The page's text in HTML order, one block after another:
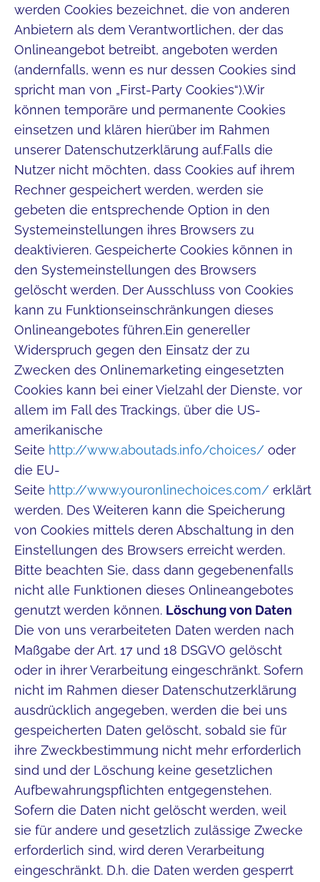
werden Cookies bezeichnet, die von anderen
Anbietern als dem Verantwortlichen, der das
Onlineangebot betreibt, angeboten werden
(andernfalls, wenn es nur dessen Cookies sind
spricht man von „First-Party Cookies“).Wir
können temporäre und permanente Cookies
einsetzen und klären hierüber im Rahmen
unserer Datenschutzerklärung auf.Falls die
Nutzer nicht möchten, dass Cookies auf ihrem
Rechner gespeichert werden, werden sie
gebeten die entsprechende Option in den
Systemeinstellungen ihres Browsers zu
deaktivieren. Gespeicherte Cookies können in
den Systemeinstellungen des Browsers
gelöscht werden. Der Ausschluss von Cookies
kann zu Funktionseinschränkungen dieses
Onlineangebotes führen.Ein genereller
Widerspruch gegen den Einsatz der zu
Zwecken des Onlinemarketing eingesetzten
Cookies kann bei einer Vielzahl der Dienste, vor
allem im Fall des Trackings, über die US-
amerikanische
Seite http://www.aboutads.info/choices/ oder
die EU-
Seite http://www.youronlinechoices.com/ erklärt
werden. Des Weiteren kann die Speicherung
von Cookies mittels deren Abschaltung in den
Einstellungen des Browsers erreicht werden.
Bitte beachten Sie, dass dann gegebenenfalls
nicht alle Funktionen dieses Onlineangebotes
genutzt werden können. Löschung von Daten
Die von uns verarbeiteten Daten werden nach
Maßgabe der Art. 17 und 18 DSGVO gelöscht
oder in ihrer Verarbeitung eingeschränkt. Sofern
nicht im Rahmen dieser Datenschutzerklärung
ausdrücklich angegeben, werden die bei uns
gespeicherten Daten gelöscht, sobald sie für
ihre Zweckbestimmung nicht mehr erforderlich
sind und der Löschung keine gesetzlichen
Aufbewahrungspflichten entgegenstehen.
Sofern die Daten nicht gelöscht werden, weil
sie für andere und gesetzlich zulässige Zwecke
erforderlich sind, wird deren Verarbeitung
eingeschränkt. D.h. die Daten werden gesperrt